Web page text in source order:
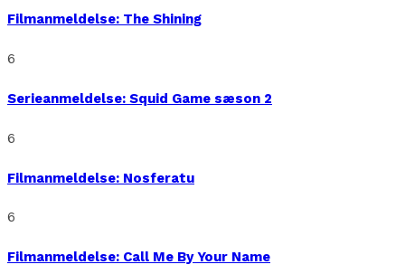
Filmanmeldelse: The Shining
6
Serieanmeldelse: Squid Game sæson 2
6
Filmanmeldelse: Nosferatu
6
Filmanmeldelse: Call Me By Your Name